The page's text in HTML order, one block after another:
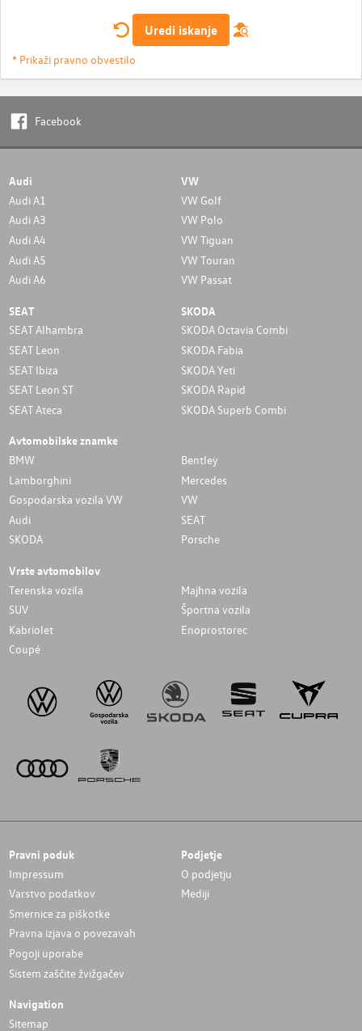
Uredi iskanje
* Prikaži pravno obvestilo
Facebook
Audi
Audi A1
Audi A3
Audi A4
Audi A5
Audi A6
VW
VW Golf
VW Polo
VW Tiguan
VW Touran
VW Passat
SEAT
SEAT Alhambra
SEAT Leon
SEAT Ibiza
SEAT Leon ST
SEAT Ateca
SKODA
SKODA Octavia Combi
SKODA Fabia
SKODA Yeti
SKODA Rapid
SKODA Superb Combi
Avtomobilske znamke
BMW
Bentley
Lamborghini
Mercedes
Gospodarska vozila VW
VW
Audi
SEAT
SKODA
Porsche
Vrste avtomobilov
Terenska vozila
Majhna vozila
SUV
Športna vozila
Kabriolet
Enoprostorec
Coupé
Pravni poduk
Impressum
Varstvo podatkov
Smernice za piškotke
Pravna izjava o povezavah
Pogoji uporabe
Sistem zaščite žvižgačev
Podjetje
O podjetju
Mediji
Navigation
Sitemap